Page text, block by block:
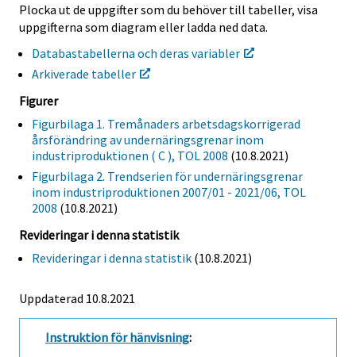
Plocka ut de uppgifter som du behöver till tabeller, visa
uppgifterna som diagram eller ladda ned data.
Databastabellerna och deras variabler
Arkiverade tabeller
Figurer
Figurbilaga 1. Tremånaders arbetsdagskorrigerad
årsförändring av undernäringsgrenar inom
industriproduktionen ( C ), TOL 2008 (10.8.2021)
Figurbilaga 2. Trendserien för undernäringsgrenar
inom industriproduktionen 2007/01 - 2021/06, TOL
2008 (10.8.2021)
Revideringar i denna statistik
Revideringar i denna statistik (10.8.2021)
Uppdaterad 10.8.2021
Instruktion för hänvisning: